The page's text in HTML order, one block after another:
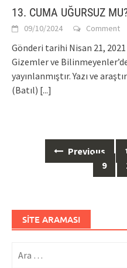
13. CUMA UĞURSUZ
09/10/2024 Comment
Gönderi tarihi Nisan 21,
Gizemler ve
yayınlanmıştır. Yazı ve
(Batıl) [...]
navigation
Previous
9
SITE ARAMASI